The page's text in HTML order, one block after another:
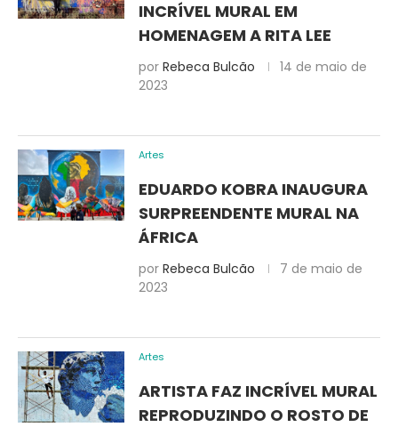
INCRÍVEL MURAL EM
HOMENAGEM A RITA LEE
por Rebeca Bulcão
14 de maio de
2023
Artes
EDUARDO KOBRA INAUGURA
SURPREENDENTE MURAL NA
ÁFRICA
por Rebeca Bulcão
7 de maio de
2023
Artes
ARTISTA FAZ INCRÍVEL MURAL
REPRODUZINDO O ROSTO DE